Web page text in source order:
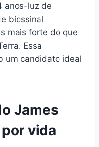
anos-luz de
biossinal
mais forte do que
Essa
um candidato ideal
James
vida